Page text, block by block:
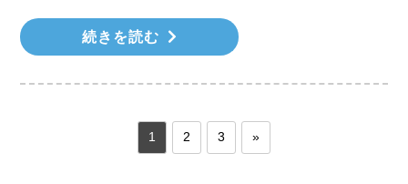
続きを読む
1 2 3 »